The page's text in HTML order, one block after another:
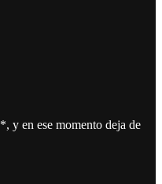
*, y en ese momento deja de